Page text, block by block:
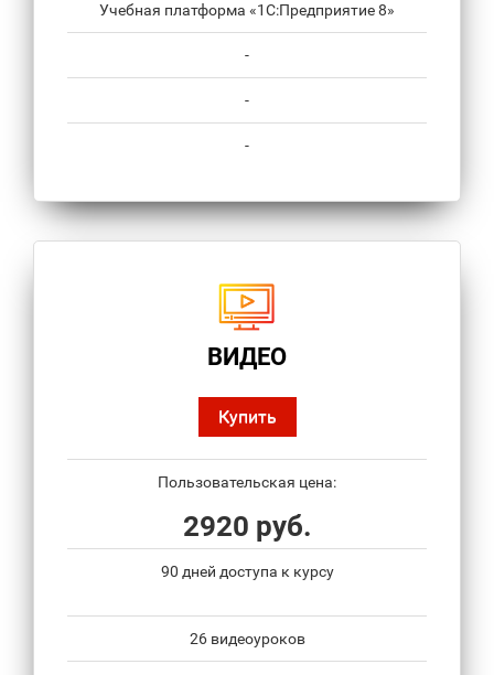
Учебная платформа «1С:Предприятие 8»
-
-
-
ВИДЕО
Купить
Пользовательская цена:
2920 руб.
90 дней доступа к курсу
26 видеоуроков